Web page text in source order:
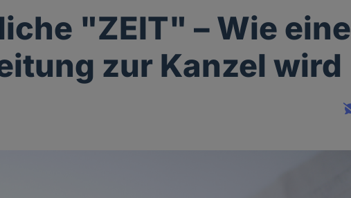
"ZEIT" – Wie eine
zur Kanzel wird